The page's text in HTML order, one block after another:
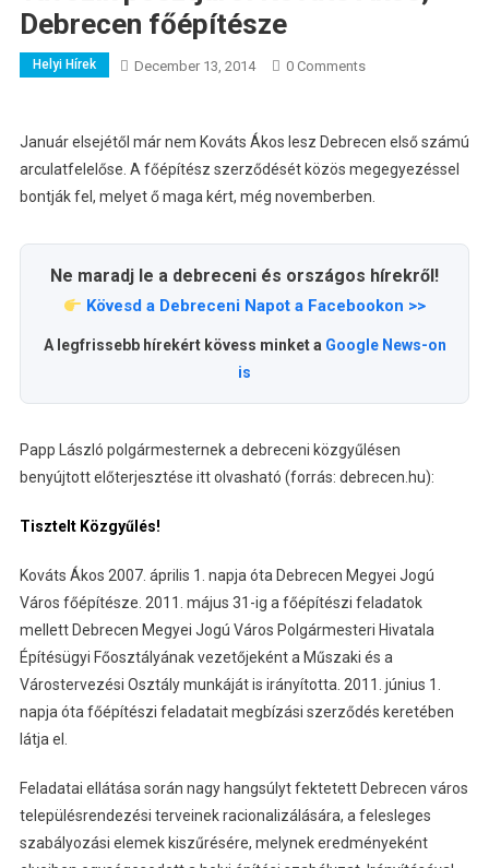
Debrecen főépítésze
Helyi Hírek December 13, 2014 0 Comments
Január elsejétől már nem Kováts Ákos lesz Debrecen első számú
arculatfelelőse. A főépítész szerződését közös megegyezéssel
bontják fel, melyet ő maga kért, még novemberben.
Ne maradj le a debreceni és országos hírekről!
Kövesd a Debreceni Napot a Facebookon >>
A legfrissebb hírekért kövess minket a Google News-on
is
Papp László polgármesternek a debreceni közgyűlésen
benyújtott előterjesztése itt olvasható (forrás: debrecen.hu):
Tisztelt Közgyűlés!
Kováts Ákos 2007. április 1. napja óta Debrecen Megyei Jogú
Város főépítésze. 2011. május 31-ig a főépítészi feladatok
mellett Debrecen Megyei Jogú Város Polgármesteri Hivatala
Építésügyi Főosztályának vezetőjeként a Műszaki és a
Várostervezési Osztály munkáját is irányította. 2011. június 1.
napja óta főépítészi feladatait megbízási szerződés keretében
látja el.
Feladatai ellátása során nagy hangsúlyt fektetett Debrecen város
településrendezési terveinek racionalizálására, a felesleges
szabályozási elemek kiszűrésére, melynek eredményeként